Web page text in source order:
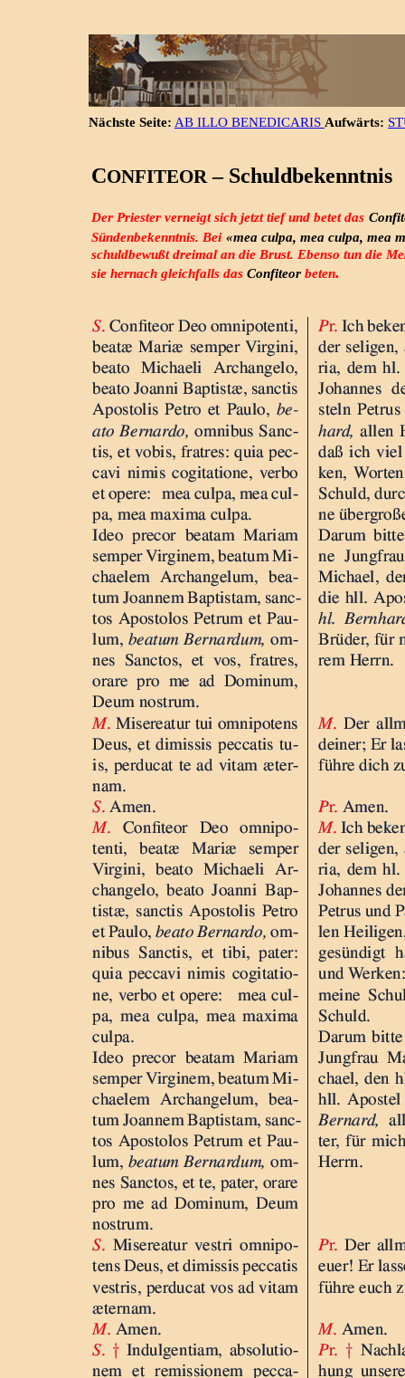
Nächste Seite: AB ILLO BENEDICARIS Aufwärts:
CONFITEOR – Schuldbekenntnis
Der Priester verneigt sich jetzt tief und betet das
Sündenbekenntnis. Bei «mea culpa, mea culpa, mea
schuldbewußt dreimal an die Brust. Ebenso tun die
sie hernach gleichfalls das Confiteor beten.